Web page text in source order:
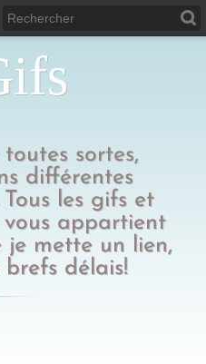
sortes,
différentes
les gifs et
vous appartient
je mette un lien,
délais!